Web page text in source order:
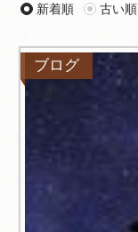
旅行記
グルメ
新着順 古い順
ブログ